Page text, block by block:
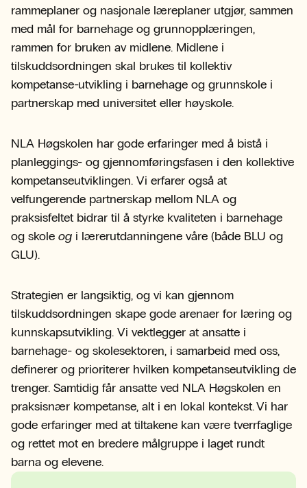
rammeplaner og nasjonale læreplaner utgjør, sammen
med mål for barnehage og grunnopplæringen,
rammen for bruken av midlene. Midlene i
tilskuddsordningen skal brukes til kollektiv
kompetanse-utvikling i barnehage og grunnskole i
partnerskap med universitet eller høyskole.
NLA Høgskolen har gode erfaringer med å bistå i
planleggings- og gjennomføringsfasen i den kollektive
kompetanseutviklingen. Vi erfarer også at
velfungerende partnerskap mellom NLA og
praksisfeltet bidrar til å styrke kvaliteten i barnehage
og skole og i lærerutdanningene våre (både BLU og
GLU).
Strategien er langsiktig, og vi kan gjennom
tilskuddsordningen skape gode arenaer for læring og
kunnskapsutvikling. Vi vektlegger at ansatte i
barnehage- og skolesektoren, i samarbeid med oss,
definerer og prioriterer hvilken kompetanseutvikling de
trenger. Samtidig får ansatte ved NLA Høgskolen en
praksisnær kompetanse, alt i en lokal kontekst. Vi har
gode erfaringer med at tiltakene kan være tverrfaglige
og rettet mot en bredere målgruppe i laget rundt
barna og elevene.